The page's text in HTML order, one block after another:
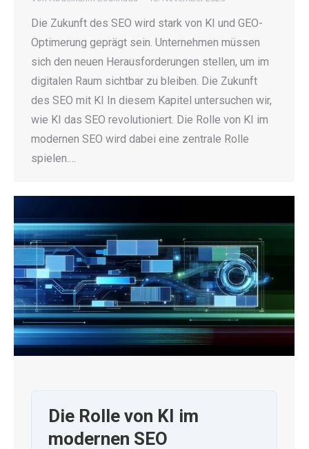
Die Zukunft des SEO wird stark von KI und GEO-
Optimerung geprägt sein. Unternehmen müssen
sich den neuen Herausforderungen stellen, um im
digitalen Raum sichtbar zu bleiben. Die Zukunft
des SEO mit KI In diesem Kapitel untersuchen wir,
wie KI das SEO revolutioniert. Die Rolle von KI im
modernen SEO wird dabei eine zentrale Rolle
spielen.…
Die Rolle von KI im
modernen SEO